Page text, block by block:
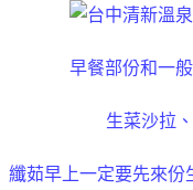
早餐部份和一
生菜沙拉
纖茹早上一定要先來份